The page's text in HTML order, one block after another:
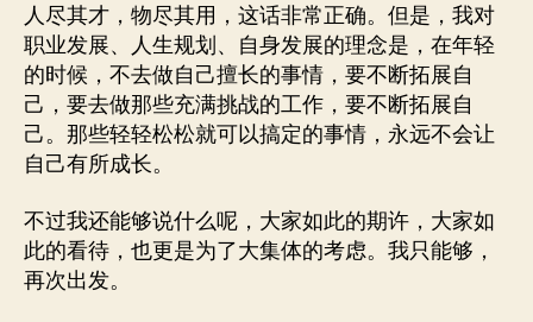
人尽其才，物尽其用，这话非常正确。但是，我对
职业发展、人生规划、自身发展的理念是，在年轻
的时候，不去做自己擅长的事情，要不断拓展自
己，要去做那些充满挑战的工作，要不断拓展自
己。那些轻轻松松就可以搞定的事情，永远不会让
自己有所成长。
不过我还能够说什么呢，大家如此的期许，大家如
此的看待，也更是为了大集体的考虑。我只能够，
再次出发。